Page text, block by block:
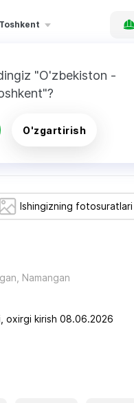
Toshkent
"O'zbekiston -
O'zgartirish
va ta’mirlash
Ishingizning fotosuratlari
Namangan
oxirgi kirish 08.06.2026